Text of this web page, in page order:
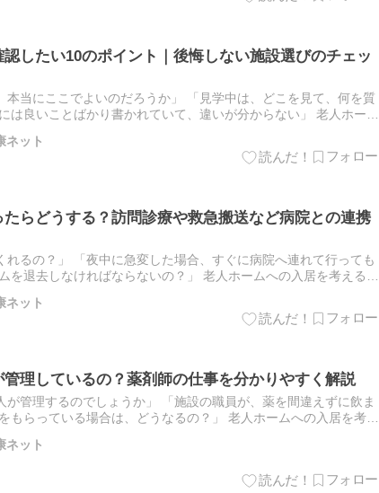
したい10のポイント｜後悔しない施設選びのチェッ
本当にここでよいのだろうか」 「見学中は、どこを見て、何を質
は良いことばかり書かれていて、違いが分からない」 老人ホーム
ネット
らどうする？訪問診療や救急搬送など病院との連携
るの？」 「夜中に急変した場合、すぐに病院へ連れて行っても
を退去しなければならないの？」 老人ホームへの入居を考えると
ネット
理しているの？薬剤師の仕事を分かりやすく解説
が管理するのでしょうか」 「施設の職員が、薬を間違えずに飲ま
もらっている場合は、どうなるの？」 老人ホームへの入居を考え
ネット